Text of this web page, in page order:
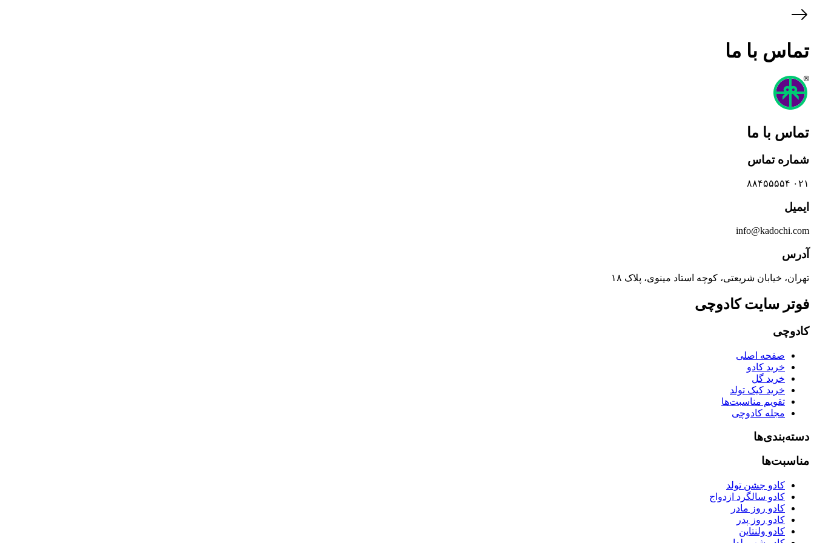
تماس با ما
تماس با ما
شماره تماس
۰۲۱ ۸۸۴۵۵۵۵۴
ایمیل
info@kadochi.com
آدرس
تهران، خیابان شریعتی، کوچه استاد مینوی، پلاک ۱۸
فوتر سایت کادوچی
کادوچی
صفحه اصلی
خرید کادو
خرید گل
خرید کیک تولد
تقویم مناسبت‌ها
مجله کادوچی
دسته‌بندی‌ها
مناسبت‌ها
کادو جشن تولد
کادو سالگرد ازدواج
کادو روز مادر
کادو روز پدر
کادو ولنتاین